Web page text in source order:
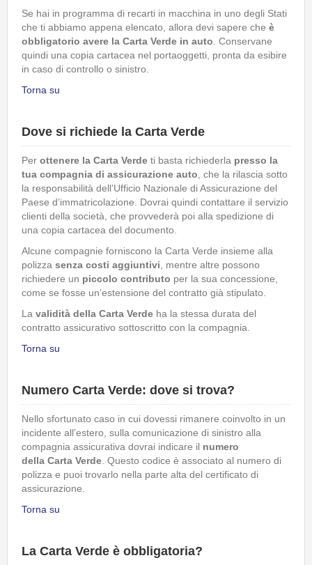
Se hai in programma di recarti in macchina in uno degli Stati
che ti abbiamo appena elencato, allora devi sapere che è
obbligatorio avere la Carta Verde in auto . Conservane
quindi una copia cartacea nel portaoggetti, pronta da esibire
in caso di controllo o sinistro.
Torna su
Dove si richiede la Carta Verde
Per ottenere la Carta Verde ti basta richiederla presso la
tua compagnia di assicurazione auto , che la rilascia sotto
la responsabilità dell’Ufficio Nazionale di Assicurazione del
Paese d’immatricolazione. Dovrai quindi contattare il servizio
clienti della società, che provvederà poi alla spedizione di
una copia cartacea del documento.
Alcune compagnie forniscono la Carta Verde insieme alla
polizza senza costi aggiuntivi , mentre altre possono
richiedere un piccolo contributo per la sua concessione,
come se fosse un’estensione del contratto già stipulato.
La validità della Carta Verde ha la stessa durata del
contratto assicurativo sottoscritto con la compagnia.
Torna su
Numero Carta Verde: dove si trova?
Nello sfortunato caso in cui dovessi rimanere coinvolto in un
incidente all’estero, sulla comunicazione di sinistro alla
compagnia assicurativa dovrai indicare il numero
della Carta Verde . Questo codice è associato al numero di
polizza e puoi trovarlo nella parte alta del certificato di
assicurazione.
Torna su
La Carta Verde è obbligatoria?